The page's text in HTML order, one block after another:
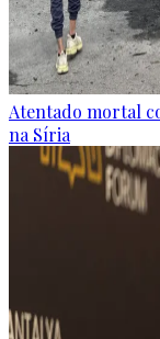
Atentado mortal
na Síria